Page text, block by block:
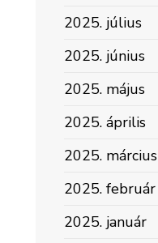
2025. július
2025. június
2025. május
2025. április
2025. március
2025. február
2025. január